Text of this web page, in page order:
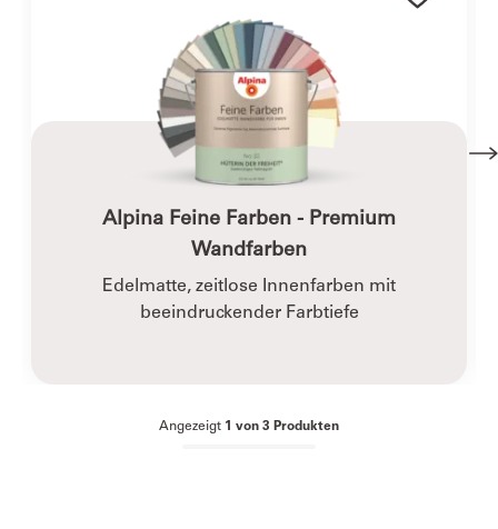
Alpina Feine Farben - Premium
Wandfarben
Edelmatte, zeitlose Innenfarben mit
beeindruckender Farbtiefe
Angezeigt 1 von 3 Produkten